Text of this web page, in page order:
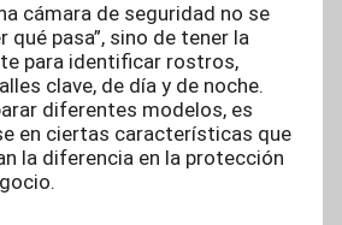
cámara de seguridad no se
qué pasa”, sino de tener la
para identificar rostros,
clave, de día y de noche.
diferentes modelos, es
en ciertas características que
la diferencia en la protección